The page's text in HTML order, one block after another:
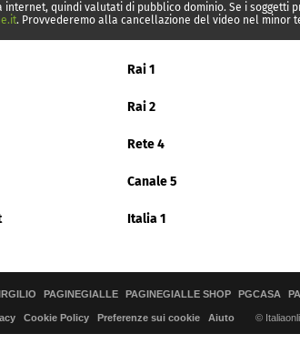
quindi valutati di pubblico dominio. Se i
. Provvederemo alla cancellazione del video nel minor
Rai 1
Rai 2
Rete 4
Canale 5
Italia 1
PAGINEGIALLE PAGINEGIALLE SHOP PGCASA
Cookie Policy Preferenze sui cookie Aiuto ©